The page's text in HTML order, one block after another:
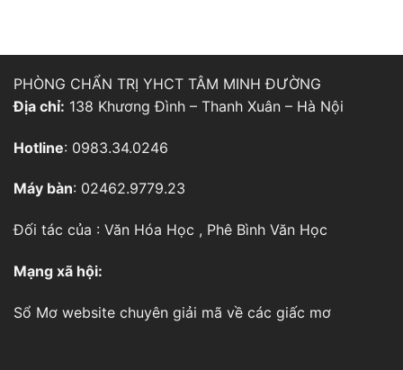
PHÒNG CHẨN TRỊ YHCT TÂM MINH ĐƯỜNG
Địa chỉ: 138 Khương Đình – Thanh Xuân – Hà Nội
Hotline: 0983.34.0246
Máy bàn: 02462.9779.23
Đối tác của : Văn Hóa Học , Phê Bình Văn Học
Mạng xã hội:
Sổ Mơ website chuyên giải mã về các giấc mơ